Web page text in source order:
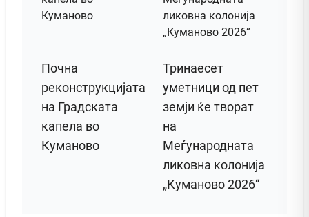
Почна
реконструкцијата
на Градската
капела во
Куманово
Тринаесет
уметници од пет
земји ќе творат
на
Меѓународната
ликовна колонија
„Куманово 2026“